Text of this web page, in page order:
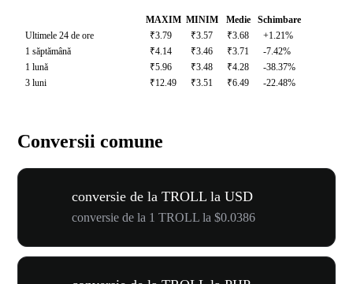
MAXIM MINIM Medie
Schimbare
Ultimele 24 de ore
₹3.79 ₹3.57 ₹3.68
+1.21%
1 săptămână
₹4.14 ₹3.46 ₹3.71
-7.42%
1 lună
₹5.96 ₹3.48 ₹4.28
-38.37%
3 luni
₹12.49 ₹3.51 ₹6.49 -22.48%
Conversii comune
conversie de la TROLL la USD
conversie de la 1 TROLL la $0.0386